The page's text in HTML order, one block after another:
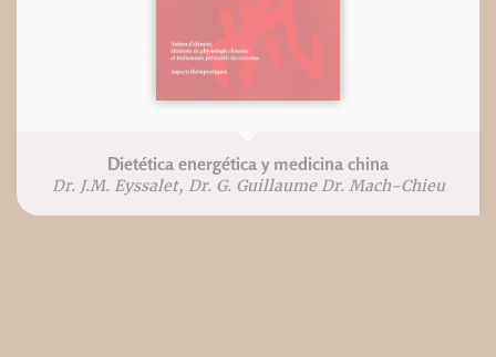
Dietética energética y medicina china
Dr. J.M. Eyssalet, Dr. G. Guillaume Dr. Mach-Chieu